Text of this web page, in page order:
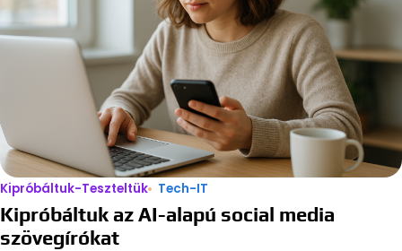
Kipróbáltuk-Teszteltük Tech-IT
Kipróbáltuk az AI-alapú social media
szövegírókat